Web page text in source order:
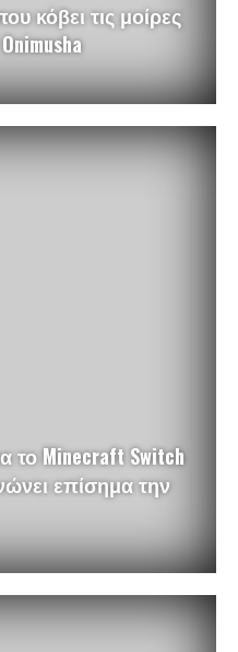
κόβει τις μοίρες
το Minecraft Switch
επίσημα την